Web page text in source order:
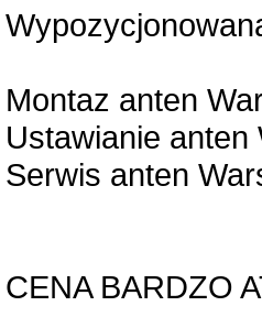
Montaz anten
Ustawianie anten
Serwis anten
CENA BARDZO